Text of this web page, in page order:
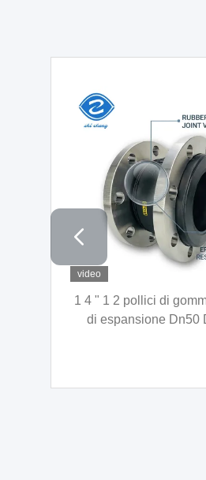
video
Connessione della
della valvola con la